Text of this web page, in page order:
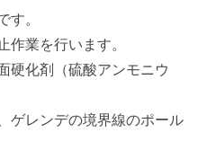
す。
作業を行います。
硬化剤（硫酸アンモニウ
ゲレンデの境界線のポール